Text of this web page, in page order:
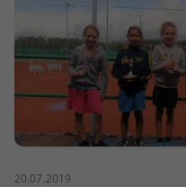
20.07.2019